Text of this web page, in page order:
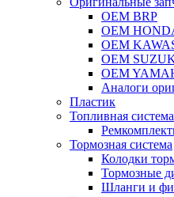
OEM BRP
OEM
OEM
OEM
OEM
Аналоги
Пластик
Топливная система
Тормозная система
Колодки
Тормозные
Шланги и